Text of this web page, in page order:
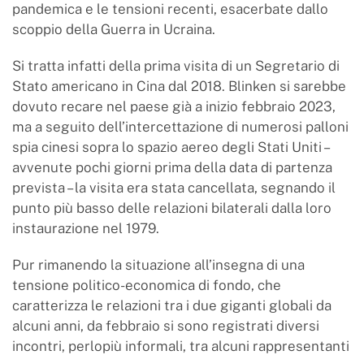
pandemica e le tensioni recenti, esacerbate dallo
scoppio della Guerra in Ucraina.
Si tratta infatti della prima visita di un Segretario di
Stato americano in Cina dal 2018. Blinken si sarebbe
dovuto recare nel paese già a inizio febbraio 2023,
ma a seguito dell’intercettazione di numerosi palloni
spia cinesi sopra lo spazio aereo degli Stati Uniti –
avvenute pochi giorni prima della data di partenza
prevista – la visita era stata cancellata, segnando il
punto più basso delle relazioni bilaterali dalla loro
instaurazione nel 1979.
Pur rimanendo la situazione all’insegna di una
tensione politico-economica di fondo, che
caratterizza le relazioni tra i due giganti globali da
alcuni anni, da febbraio si sono registrati diversi
incontri, perlopiù informali, tra alcuni rappresentanti